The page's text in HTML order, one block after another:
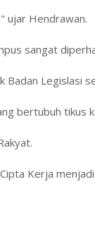
ujar Hendrawan.
sangat
Badan Legislasi
bertubuh tikus
Kerja